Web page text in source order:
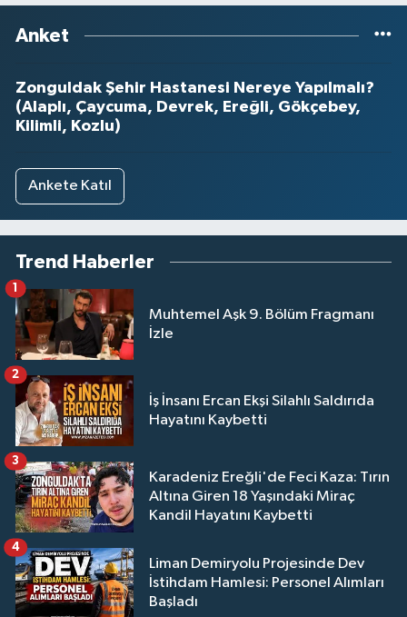
Anket
Zonguldak Şehir Hastanesi Nereye Yapılmalı?
(Alaplı, Çaycuma, Devrek, Ereğli, Gökçebey,
Kilimli, Kozlu)
Ankete Katıl
Trend Haberler
Muhtemel Aşk 9. Bölüm Fragmanı
İzle
1
İş İnsanı Ercan Ekşi Silahlı Saldırıda
Hayatını Kaybetti
2
Karadeniz Ereğli'de Feci Kaza: Tırın
Altına Giren 18 Yaşındaki Miraç
Kandil Hayatını Kaybetti
3
Liman Demiryolu Projesinde Dev
İstihdam Hamlesi: Personel Alımları
Başladı
4